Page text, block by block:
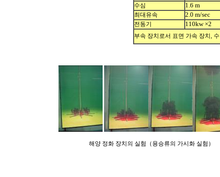
수심
1.6 m
최대유속 2.0 m/sec
전동기 110kw ×2
부속 장치로서 표면 가속 장치 ,
해양 정화 장치의 실험 （ 용승류의 가시화 실험 ）